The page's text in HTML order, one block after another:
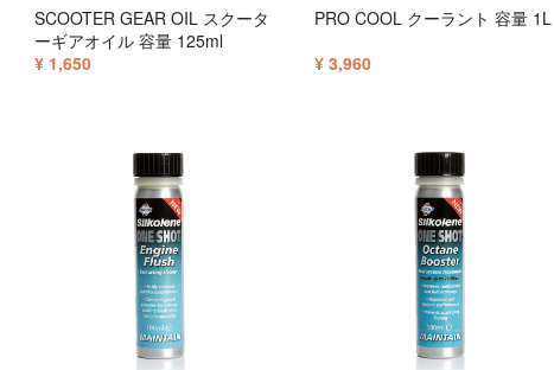
SCOOTER GEAR OIL スクータ
ーギアオイル 容量 125ml
¥ 1,650
PRO COOL クーラント 容量 1L
¥ 3,960